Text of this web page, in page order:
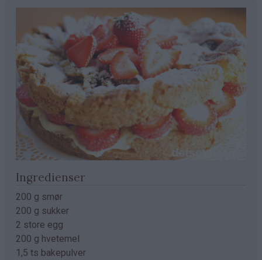
Ingredienser
200 g smør
200 g sukker
2 store egg
200 g hvetemel
1,5 ts bakepulver